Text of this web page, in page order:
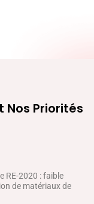
Nos Priorités
RE-2020 : faible
de matériaux de